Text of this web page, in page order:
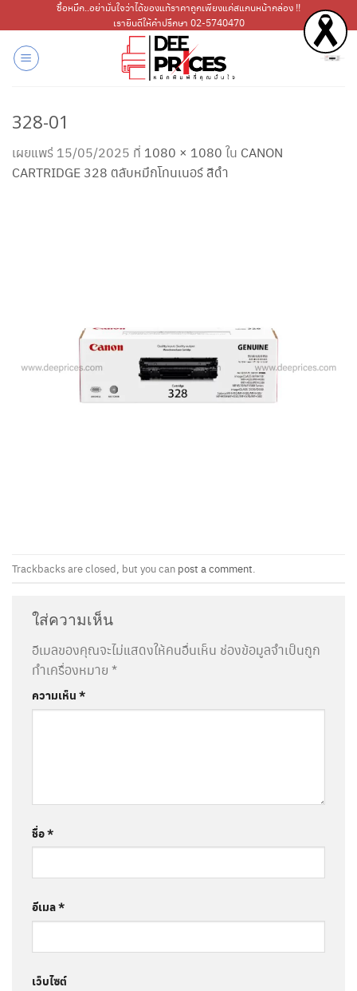
ไป
เนื้อหา
ซื้อหมึก..อย่ามั่นใจว่าได้ของแท้ราคาถูกเพียงแค่สแกนหน้ากล่อง !!
เรายินดีให้คำปรึกษา 02-5740470
328-01
เผยแพร่ 15/05/2025 ที่ 1080 × 1080 ใน CANON
CARTRIDGE 328 ตลับหมึกโทนเนอร์ สีดำ
Trackbacks are closed, but you can post a comment
ใส่ความเห็น
อีเมลของคุณจะไม่แสดงให้คนอื่นเห็น ช่องข้อมูลจำเป็นถูก
ทำเครื่องหมาย *
ความเห็น*
ชื่อ*
อีเมล*
เว็บไซต์